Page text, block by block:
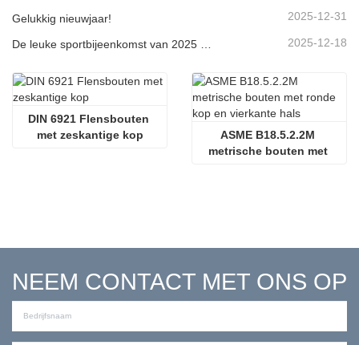
Gelukkig nieuwjaar! 2025-12-31
2025-12-18
DIN 6921 Flensbouten
met zeskantige kop
ASME B18.5.2.2M
metrische bouten met
NEEM CONTACT MET ONS OP